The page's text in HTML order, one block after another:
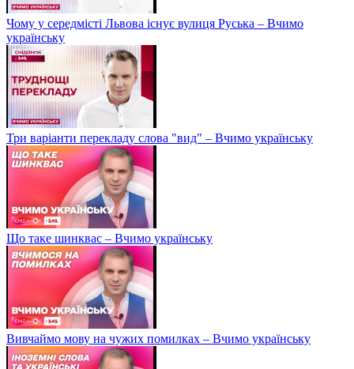
Чому у середмісті Львова існує вулиця Руська – Вчимо
українську
Три варіанти перекладу слова "вид" – Вчимо українську
Що таке шинквас – Вчимо українську
Вивчаймо мову на чужих помилках – Вчимо українську